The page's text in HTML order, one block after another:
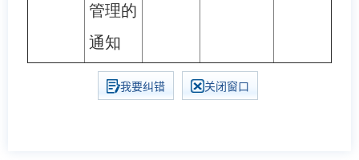
管理的
通知
我要纠错 关闭窗口